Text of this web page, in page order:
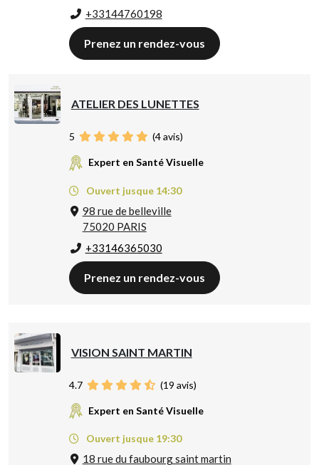
+33144760198
Prenez un rendez-vous
ATELIER DES LUNETTES
5 (4avis)
Expert en Santé Visuelle
Ouvert jusque 14:30
98 rue de belleville
75020 PARIS
+33146365030
Prenez un rendez-vous
VISION SAINT MARTIN
4.7 (19 avis)
Expert en Santé Visuelle
Ouvert jusque 19:30
18 rue du faubourg saint martin